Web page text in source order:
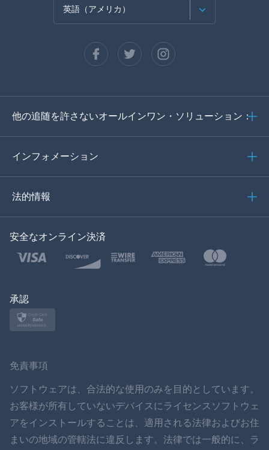
英語（アメリカ）
スペイン語
ドイツ語
イタリア語
トルコ語
ポーランド語
ภาษาไทย
简体中文
ダンスク
他の追随を許さないオールインワン・ソリューション：
インフォメーション
法的情報
安全なオンライン決済
承認
免責事項
ソフトウェアは、合法的な使用のみを目的としています。
お客様が所有していないデバイスにライセンスソフトウェ
アをインストールすることは、適用される法律およびお住
まいの地域の管轄法に違反します。法律では一般的に、ラ